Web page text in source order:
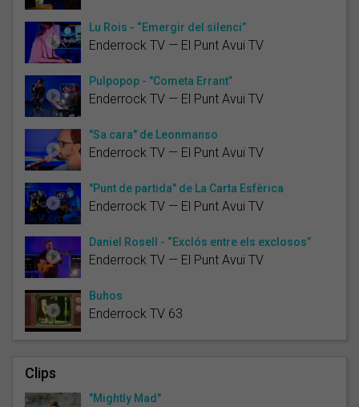
Lu Rois - “Emergir del silenci”
Enderrock TV — El Punt Avui TV
Pulpopop - "Cometa Errant”
Enderrock TV — El Punt Avui TV
"Sa cara" de Leonmanso
Enderrock TV — El Punt Avui TV
"Punt de partida" de La Carta Esfèrica
Enderrock TV — El Punt Avui TV
Daniel Rosell - “Exclós entre els exclosos”
Enderrock TV — El Punt Avui TV
Buhos
Enderrock TV 63
Clips
"Mightly Mad"